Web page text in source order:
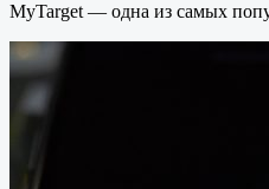
MyTarget — одна из самых